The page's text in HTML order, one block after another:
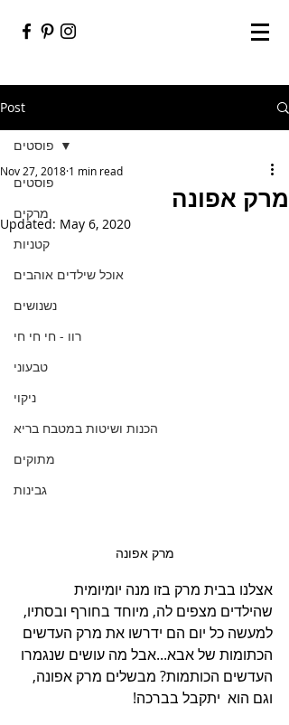
Post
פוסטים
מרקים
קטניות
אוכל שילדים אוהבים
נשנושים
רוו - חי חי חי
טבעוני
ניקוי
הכנות ושיטות במטבח בריא
מתוקים
גבינות
פוסטים
מרק אפונה
Nov 27, 2018 1 min read
Updated: May 6, 2020
מרק אפונה
אצלנו בבית מרק בזו מנה יומיומית
שהילדים מצפים לה, מיוחד בחורף ובסתיו,
למעשה כל יום הם ידרשו את מרק העדשים
הכתומות של אבא...אבל מה עושים שנגמרו
העדשים הכותמות? מבשלים מרק אפונה,
וגם הוא  יתקבל בברכה!